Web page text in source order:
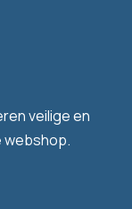
veilige en
webshop.